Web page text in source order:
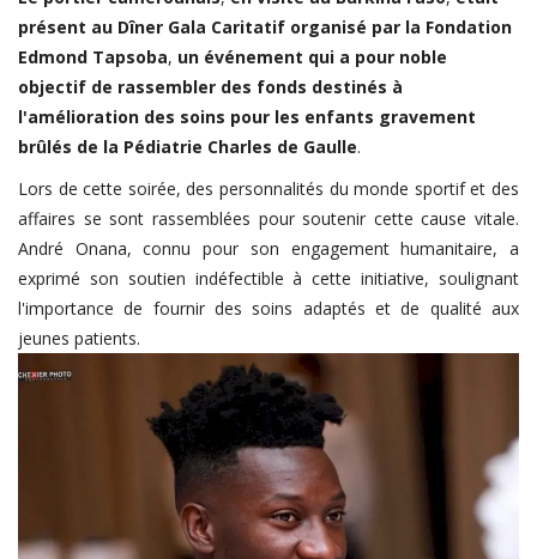
Handball
Volleyball
Rugby
Tennis
Extra
Autres Sports
présent au Dîner Gala Caritatif organisé par la Fondation
Edmond Tapsoba, un événement qui a pour noble
objectif de rassembler des fonds destinés à
l'amélioration des soins pour les enfants gravement
brûlés de la Pédiatrie Charles de Gaulle.
Lors de cette soirée, des personnalités du monde sportif et des
affaires se sont rassemblées pour soutenir cette cause vitale.
André Onana, connu pour son engagement humanitaire, a
exprimé son soutien indéfectible à cette initiative, soulignant
l'importance de fournir des soins adaptés et de qualité aux
jeunes patients.